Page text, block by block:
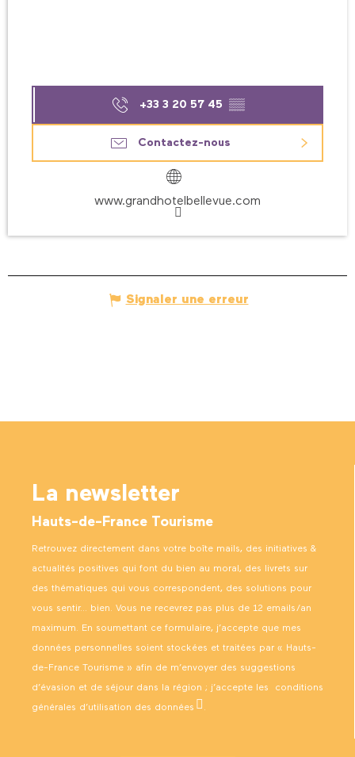
+33 3 20 57 45 ▒▒
Contactez-nous
www.grandhotelbellevue.com
Signaler une erreur
La newsletter
Hauts-de-France Tourisme
Retrouvez directement dans votre boîte mails, des initiatives &
actualités positives qui font du bien au moral, des livrets sur
des thématiques qui vous correspondent, des solutions pour
vous sentir… bien. Vous ne recevrez pas plus de 12 emails/an
maximum. En soumettant ce formulaire, j’accepte que mes
données personnelles soient stockées et traitées par « Hauts-
de-France Tourisme » afin de m’envoyer des suggestions
d’évasion et de séjour dans la région ; j’accepte les conditions
générales d’utilisation des données .